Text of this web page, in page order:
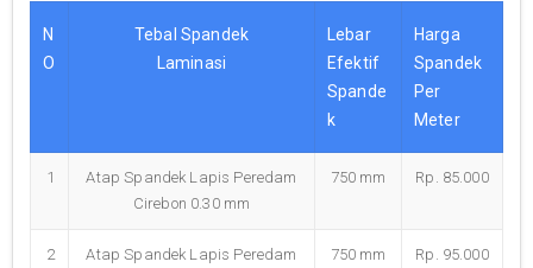
N
O
Tebal Spandek
Laminasi
Lebar
Efektif
Spande
k
Harga
Spandek
Per
Meter
1
Atap Spandek Lapis Peredam
Cirebon 0.30 mm
750 mm Rp. 85.000
2
Atap Spandek Lapis Peredam
750 mm Rp. 95.000